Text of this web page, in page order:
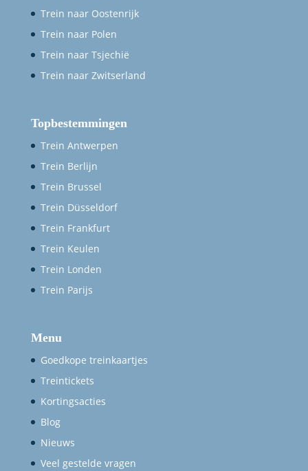
Trein naar Oostenrijk
Trein naar Polen
Trein naar Tsjechië
Trein naar Zwitserland
Topbestemmingen
Trein Antwerpen
Trein Berlijn
Trein Brussel
Trein Düsseldorf
Trein Frankfurt
Trein Keulen
Trein Londen
Trein Parijs
Menu
Goedkope treinkaartjes
Treintickets
Kortingsacties
Blog
Nieuws
Veel gestelde vragen